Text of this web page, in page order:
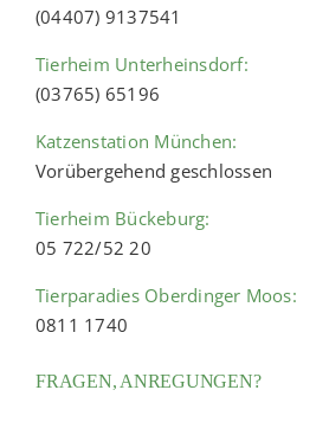
(04407) 9137541
Tierheim Unterheinsdorf:
(03765) 65196
Katzenstation München:
Vorübergehend geschlossen
Tierheim Bückeburg:
05 722/52 20
Tierparadies Oberdinger Moos:
0811 1740
FRAGEN, ANREGUNGEN?